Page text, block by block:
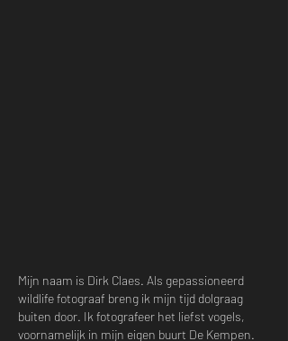
Mijn naam is Dirk Claes. Als gepassioneerd
wildlife fotograaf breng ik mijn tijd dolgraag
buiten door. Ik fotografeer het liefst vogels,
voornamelijk in mijn eigen buurt De Kempen.